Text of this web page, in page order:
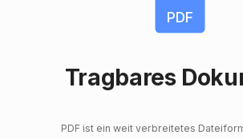
PDF
Tragbares
PDF ist ein weit verbreitetes